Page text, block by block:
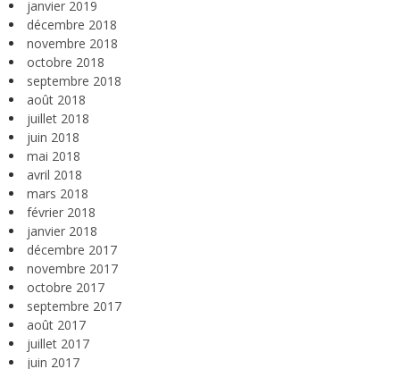
janvier 2019
décembre 2018
novembre 2018
octobre 2018
septembre 2018
août 2018
juillet 2018
juin 2018
mai 2018
avril 2018
mars 2018
février 2018
janvier 2018
décembre 2017
novembre 2017
octobre 2017
septembre 2017
août 2017
juillet 2017
juin 2017